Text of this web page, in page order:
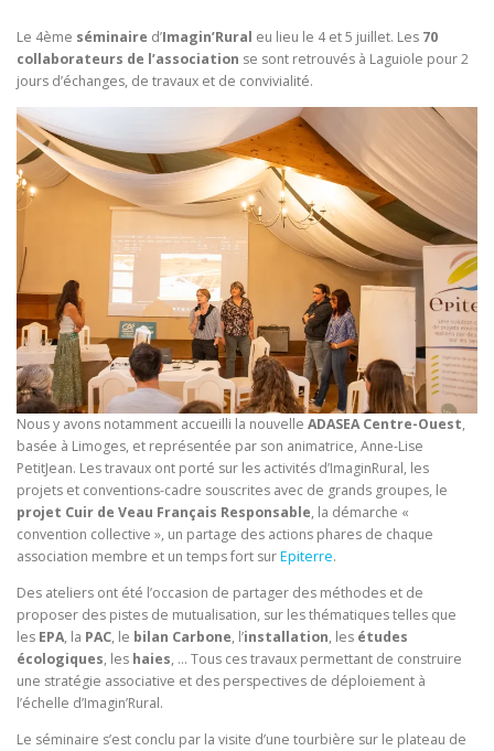
Le 4ème séminaire d’Imagin’Rural eu lieu le 4 et 5 juillet. Les 70
collaborateurs de l’association se sont retrouvés à Laguiole pour 2
jours d’échanges, de travaux et de convivialité.
Nous y avons notamment accueilli la nouvelle ADASEA Centre-Ouest,
basée à Limoges, et représentée par son animatrice, Anne-Lise
PetitJean. Les travaux ont porté sur les activités d’ImaginRural, les
projets et conventions-cadre souscrites avec de grands groupes, le
projet Cuir de Veau Français Responsable, la démarche «
convention collective », un partage des actions phares de chaque
association membre et un temps fort surEpiterre.
Des ateliers ont été l’occasion de partager des méthodes et de
proposer des pistes de mutualisation, sur les thématiques telles que
les EPA, la PAC, le bilan Carbone, l’installation, les études
écologiques, les haies, … Tous ces travaux permettant de construire
une stratégie associative et des perspectives de déploiement à
l’échelle d’Imagin’Rural.
Le séminaire s’est conclu par la visite d’une tourbière sur le plateau de